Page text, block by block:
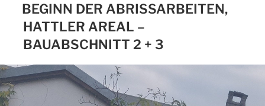
BEGINN DER ABRISSARBEITEN,
HATTLER AREAL –
BAUABSCHNITT 2 + 3